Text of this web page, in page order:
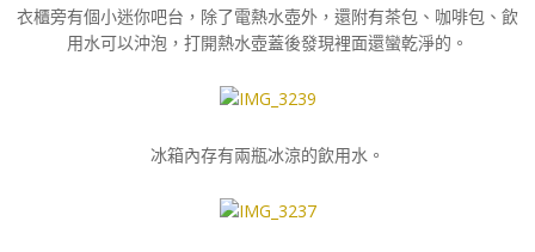
衣櫃旁有個小迷你吧台，除了電熱水壺外，還附有茶包、咖啡包、飲
用水可以沖泡，打開熱水壺蓋後發現裡面還蠻乾淨的。
冰箱內存有兩瓶冰涼的飲用水。